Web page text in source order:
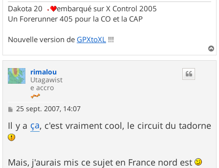
Dakota 20
embarqué sur X Control 2005
Un Forerunner 405 pour la CO et la CAP
Nouvelle version de GPXtoXL !!!
a
rimalou
Utagawist
e accro
M
s
s
a
25 sept. 2007, 14:07
Il y a ça, c'est vraiment cool, le circuit du tadorne
Mais, j'aurais mis ce sujet en France nord est